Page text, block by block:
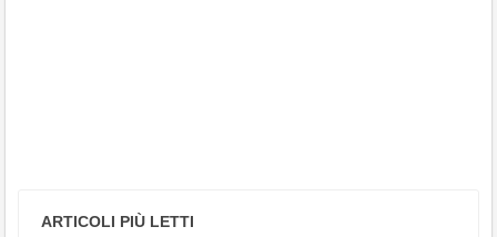
ARTICOLI PIÙ LETTI